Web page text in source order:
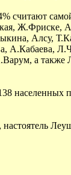
считают
Ж.Фриске,
Алсу,
А.Кабаева,
а также